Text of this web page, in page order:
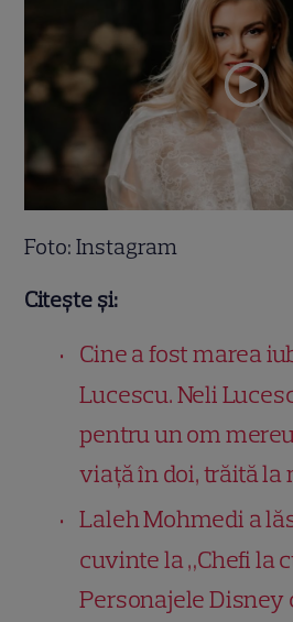
Foto: Instagram
Citește și:
Cine a fost marea
Lucescu. Neli
pentru un om
viață în doi, trăită
Laleh Mohmedi a
cuvinte la „Chefi la
Personajele Disney